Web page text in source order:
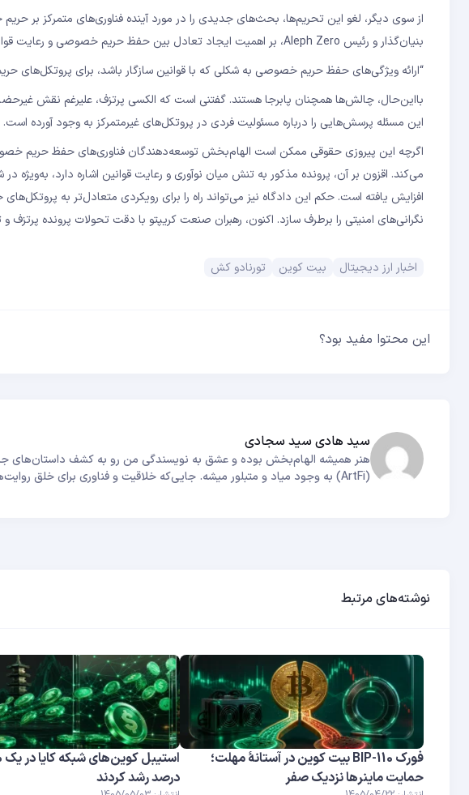
از سوی دیگر، لغو این تحریم‌ها، بحث‌های جدیدی را در مورد آینده فناوری‌های متمرکز بر
بنیان‌گذار و رئیس Aleph Zero، بر اهمیت ایجاد تعادل بین حفظ حریم خصوصی و رعایت قوانین تأکید کرد. وی در مصاحبه‌ اخیر خود گفت:
“ارائه ویژگی‌های حفظ حریم خصوصی به شکلی که با قوانین سازگار باشد، برای پروتکل‌های
این مسئله پرسش‌هایی را درباره مسئولیت فردی در پروتکل‌های غیرمتمرکز به وجود آورده است.
اگرچه این پیروزی حقوقی ممکن است الهام‌بخش توسعه‌دهندگان فناوری‌های حفظ حریم
می‌کند. اقزون بر آن، پرونده مذکور به تنش میان نوآوری و رعایت قوانین اشاره دارد،
افزایش یافته است. حکم این دادگاه نیز می‌تواند راه را برای رویکردی متعادل‌تر به
نگرانی‌های امنیتی را برطرف سازد. اکنون، رهبران صنعت کریپتو با دقت تحولات پرونده پرتزف و
اخبار ارز دیجیتال بیت کوین تورنادو کش
این محتوا مفید بود؟
سید هادی سید سجادی
هنر همیشه الهام‌بخش بوده و عشق به نویسندگی من رو به کشف داستان‌های
(ArtFi) به وجود میاد و متبلور میشه. جایی‌که خلاقیت و فناوری برای خلق روایت‌های بی‌همتا با هم پیوند می‌خورن.
نوشته‌های مرتبط
فورک BIP-110 بیت کوین در آستانهٔ مهلت؛
حمایت ماینرها نزدیک صفر
درصد رشد کردند